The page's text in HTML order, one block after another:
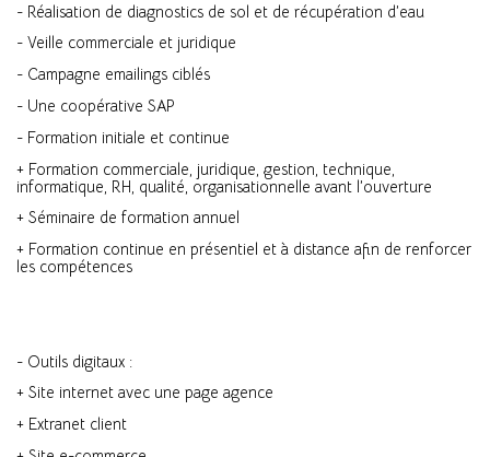
- Réalisation de diagnostics de sol et de récupération d’eau
- Veille commerciale et juridique
- Campagne emailings ciblés
- Une coopérative SAP
- Formation initiale et continue
+ Formation commerciale, juridique, gestion, technique,
informatique, RH, qualité, organisationnelle avant l’ouverture
+ Séminaire de formation annuel
+ Formation continue en présentiel et à distance afin de renforcer
les compétences
- Outils digitaux :
+ Site internet avec une page agence
+ Extranet client